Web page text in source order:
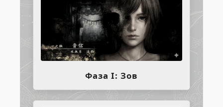
Фаза I: Зов